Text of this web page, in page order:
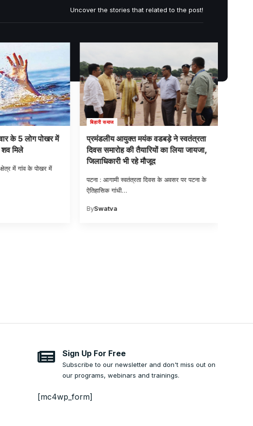
Uncover the stories that related to the post!
के 5 लोग पोखर में
मिले
क्षेत्र में गांव के पोखर में
बिहारी समाज
प्रमंडलीय आयुक्त मयंक वडबड़े ने स्वतंत्रता
दिवस समारोह की तैयारियों का लिया जायजा,
जिलाधिकारी भी रहे मौजूद
पटना : आगामी स्वतंत्रता दिवस के अवसर पर पटना के
ऐतिहासिक गांधी…
BySwatva
Sign Up For Free
Subscribe to our newsletter and don't miss out on
our programs, webinars and trainings.
[mc4wp_form]